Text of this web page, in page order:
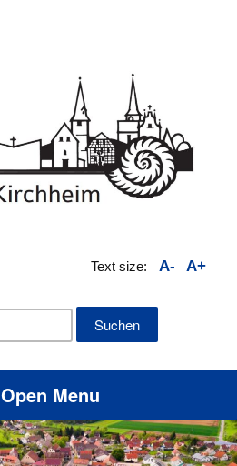
Text size: A- A+
Open Menu